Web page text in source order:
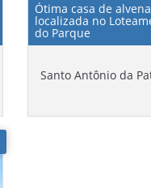
Ótima casa de
localizada no
do Parque
Santo Antônio da